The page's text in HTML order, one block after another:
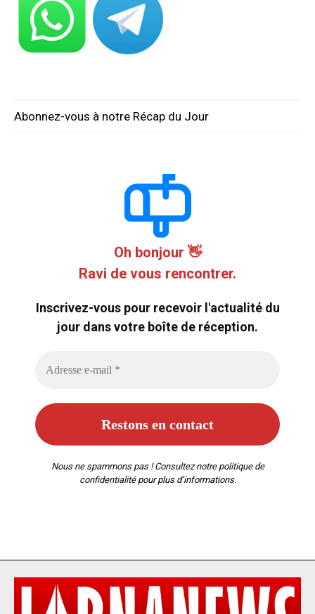
Abonnez-vous à notre Récap du Jour
Oh bonjour 👋
Ravi de vous rencontrer.
Inscrivez-vous pour recevoir l'actualité du
jour dans votre boîte de réception.
Nous ne spammons pas ! Consultez notre politique de
confidentialitépour plus d’informations.